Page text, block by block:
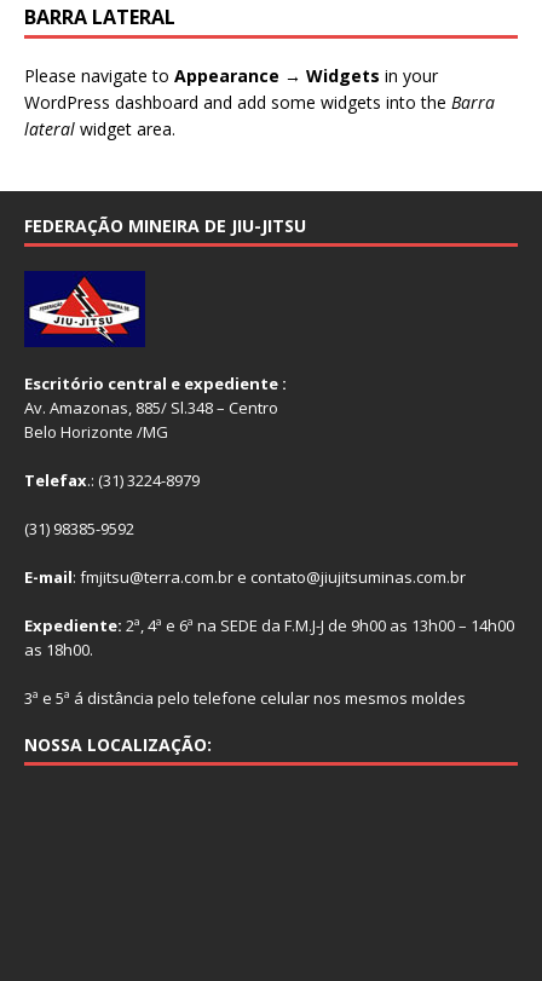
BARRA LATERAL
Please navigate to Appearance → Widgets in your
WordPress dashboard and add some widgets into the Barra
lateral widget area.
FEDERAÇÃO MINEIRA DE JIU-JITSU
Escritório central e expediente :
Av. Amazonas, 885/ Sl.348 – Centro
Belo Horizonte /MG
Telefax.: (31) 3224-8979
(31) 98385-9592
E-mail: fmjitsu@terra.com.br e contato@jiujitsuminas.com.br
Expediente: 2ª, 4ª e 6ª na SEDE da F.M.J-J de 9h00 as 13h00 – 14h00
as 18h00.
3ª e 5ª á distância pelo telefone celular nos mesmos moldes
NOSSA LOCALIZAÇÃO: